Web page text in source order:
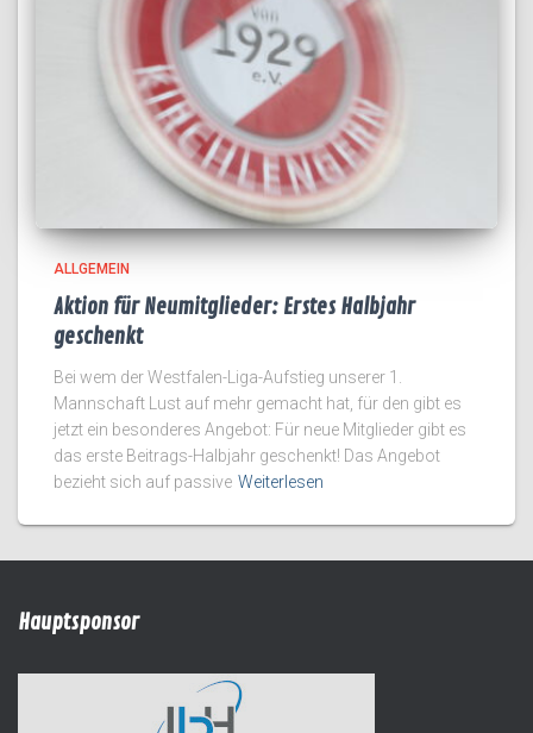
ALLGEMEIN
Aktion für Neumitglieder: Erstes Halbjahr
geschenkt
Bei wem der Westfalen-Liga-Aufstieg unserer 1.
Mannschaft Lust auf mehr gemacht hat, für den gibt es
jetzt ein besonderes Angebot: Für neue Mitglieder gibt es
das erste Beitrags-Halbjahr geschenkt! Das Angebot
bezieht sich auf passive Weiterlesen
Hauptsponsor